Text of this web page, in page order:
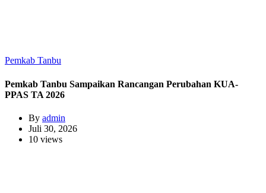
Pemkab Tanbu
Pemkab Tanbu Sampaikan Rancangan Perubahan KUA-
PPAS TA 2026
By admin
Juli 30, 2026
10 views